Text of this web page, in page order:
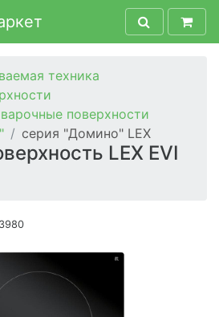
техника
поверхности
серия "Домино" LEX
LEX EVI